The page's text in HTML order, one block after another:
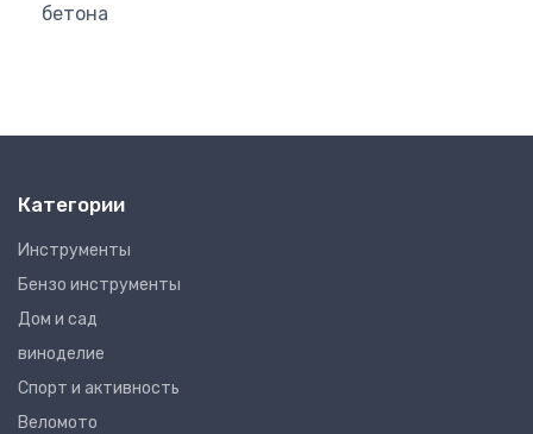
бетона
Категории
Инструменты
Бензо инструменты
Дом и сад
виноделие
Спорт и активность
Веломото